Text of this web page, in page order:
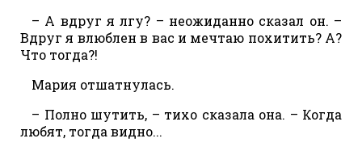
– А вдруг я лгу? – неожиданно сказал он. –
Вдруг я влюблен в вас и мечтаю похитить? А?
Что тогда?!
Мария отшатнулась.
– Полно шутить, – тихо сказала она. – Когда
любят, тогда видно...